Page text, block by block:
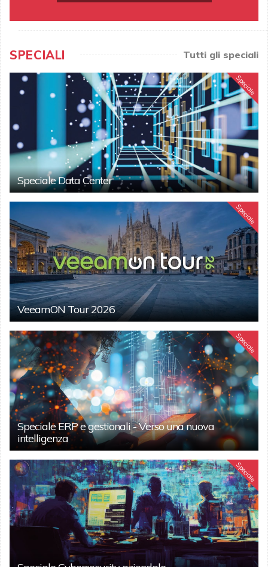
SPECIALI Tutti gli speciali
Speciale
Speciale Data Center
Speciale
VeeamON Tour 2026
Speciale
Speciale ERP e gestionali - Verso una nuova
intelligenza
Speciale